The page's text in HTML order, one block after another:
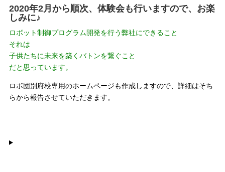
2020年2月から順次、体験会も行いますので、お楽
しみに♪
ロボット制御プログラム開発を行う弊社にできること
それは
子供たちに未来を築くバトンを繋ぐこと
だと思っています。
ロボ団別府校専用のホームページも作成しますので、詳細はそち
らから報告させていただきます。